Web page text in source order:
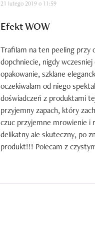
- jest gesty, tłusty, lepki jak
- efekt termiczny jest
- spływa po aplikacji
21 lutego 2019 o 11:59
Efekt WOW
Trafilam na ten peeling przy
dopchniecie, nigdy wczesniej
opakowanie, szklane
oczekiwalam od niego
doświadczeń z produktami
przyjemny zapach, który
czuc przyjemne mrowienie i
delikatny ale skuteczny, po
produkt!!! Polecam z